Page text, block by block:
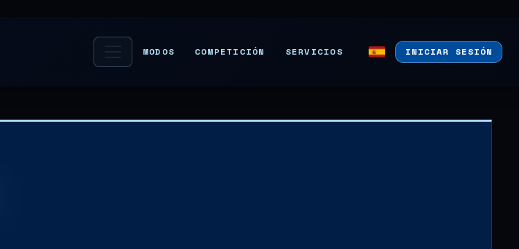
MODOS COMPETICIÓN SERVICIOS INICIAR SESIÓN